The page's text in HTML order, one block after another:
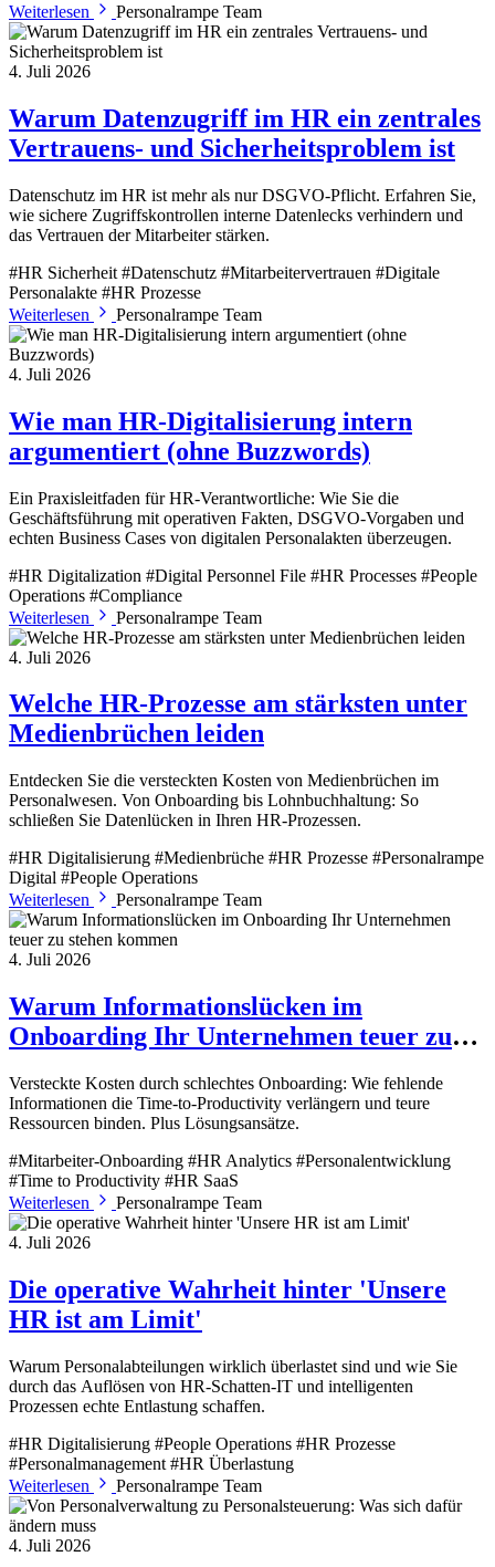
Weiterlesen
Personalrampe Team
4. Juli 2026
Warum Datenzugriff im HR ein zentrales
Vertrauens- und Sicherheitsproblem ist
Datenschutz im HR ist mehr als nur DSGVO-Pflicht. Erfahren Sie,
wie sichere Zugriffskontrollen interne Datenlecks verhindern und
das Vertrauen der Mitarbeiter stärken.
#HR Sicherheit #Datenschutz #Mitarbeitervertrauen #Digitale
Personalakte #HR Prozesse
Weiterlesen
Personalrampe Team
4. Juli 2026
Wie man HR-Digitalisierung intern
argumentiert (ohne Buzzwords)
Ein Praxisleitfaden für HR-Verantwortliche: Wie Sie die
Geschäftsführung mit operativen Fakten, DSGVO-Vorgaben und
echten Business Cases von digitalen Personalakten überzeugen.
#HR Digitalization #Digital Personnel File #HR Processes #People
Operations #Compliance
Weiterlesen
Personalrampe Team
4. Juli 2026
Welche HR-Prozesse am stärksten unter
Medienbrüchen leiden
Entdecken Sie die versteckten Kosten von Medienbrüchen im
Personalwesen. Von Onboarding bis Lohnbuchhaltung: So
schließen Sie Datenlücken in Ihren HR-Prozessen.
#HR Digitalisierung #Medienbrüche #HR Prozesse #Personalrampe
Digital #People Operations
Weiterlesen
Personalrampe Team
4. Juli 2026
Warum Informationslücken im
Onboarding Ihr Unternehmen teuer zu
Versteckte Kosten durch schlechtes Onboarding: Wie fehlende
Informationen die Time-to-Productivity verlängern und teure
Ressourcen binden. Plus Lösungsansätze.
#Mitarbeiter-Onboarding #HR Analytics #Personalentwicklung
#Time to Productivity #HR SaaS
Weiterlesen
Personalrampe Team
4. Juli 2026
Die operative Wahrheit hinter 'Unsere
HR ist am Limit'
Warum Personalabteilungen wirklich überlastet sind und wie Sie
durch das Auflösen von HR-Schatten-IT und intelligenten
Prozessen echte Entlastung schaffen.
#HR Digitalisierung #People Operations #HR Prozesse
#Personalmanagement #HR Überlastung
Weiterlesen
Personalrampe Team
4. Juli 2026